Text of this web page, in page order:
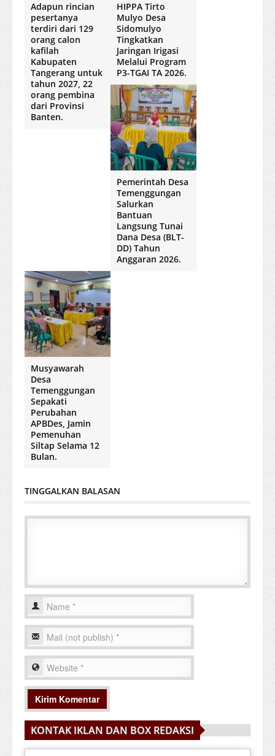
Adapun rincian
pesertanya
terdiri dari 129
orang calon
kafilah
Kabupaten
Tangerang untuk
tahun 2027, 22
orang pembina
dari Provinsi
Banten.
HIPPA Tirto
Mulyo Desa
Sidomulyo
Tingkatkan
Jaringan Irigasi
Melalui Program
P3-TGAI TA 2026.
Pemerintah Desa
Temenggungan
Salurkan
Bantuan
Langsung Tunai
Dana Desa (BLT-
DD) Tahun
Anggaran 2026.
Musyawarah
Desa
Temenggungan
Sepakati
Perubahan
APBDes, Jamin
Pemenuhan
Siltap Selama 12
Bulan.
TINGGALKAN BALASAN
KONTAK IKLAN DAN BOX REDAKSI